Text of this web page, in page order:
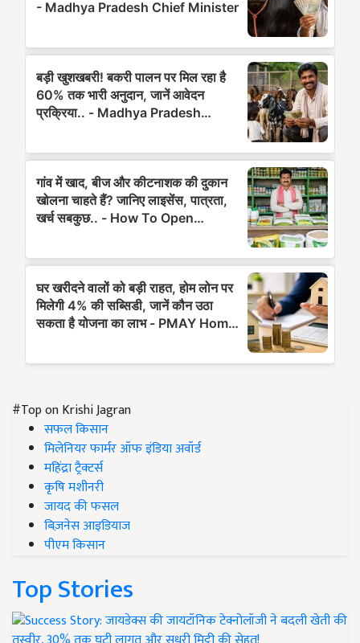
#Top on Krishi Jagran
सफल किसान
मिलेनियर फार्मर ऑफ इंडिया अवॉर्ड
महिंद्रा ट्रैक्टर्स
कृषि मशीनरी
जायद की फसल
बिज़नेस आइडियाज
पीएम किसान
Top Stories